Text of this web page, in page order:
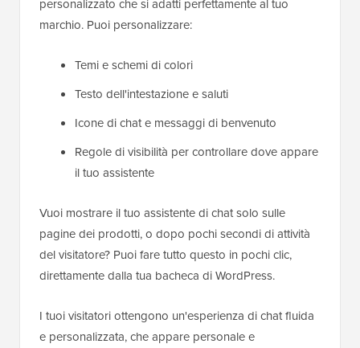
personalizzato che si adatti perfettamente al tuo
marchio. Puoi personalizzare:
Temi e schemi di colori
Testo dell'intestazione e saluti
Icone di chat e messaggi di benvenuto
Regole di visibilità per controllare dove appare
il tuo assistente
Vuoi mostrare il tuo assistente di chat solo sulle
pagine dei prodotti, o dopo pochi secondi di attività
del visitatore? Puoi fare tutto questo in pochi clic,
direttamente dalla tua bacheca di WordPress.
I tuoi visitatori ottengono un'esperienza di chat fluida
e personalizzata, che appare personale e